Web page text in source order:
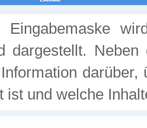
Eingabemaske
dargestellt.
ist und welche